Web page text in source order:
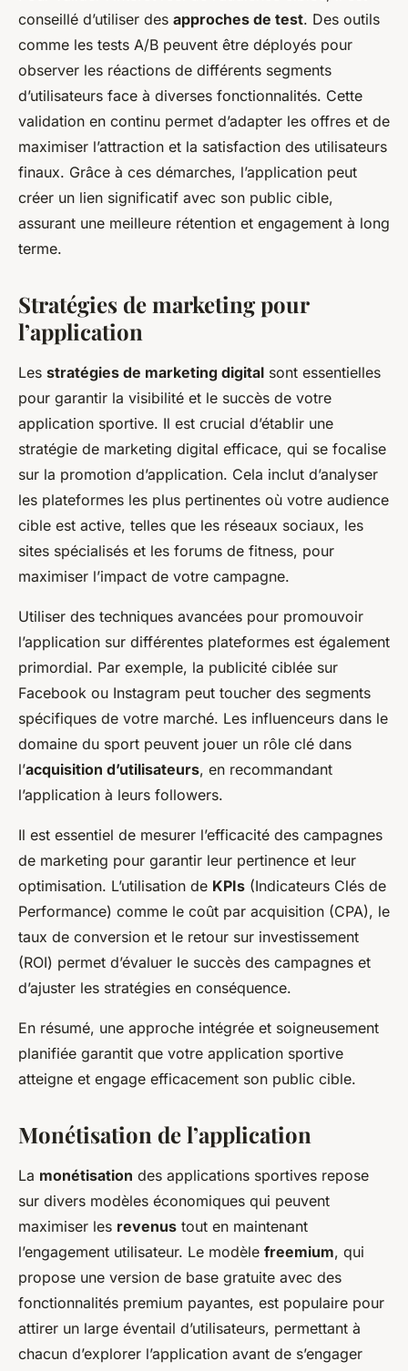
conseillé d’utiliser des approches de test. Des outils
comme les tests A/B peuvent être déployés pour
observer les réactions de différents segments
d’utilisateurs face à diverses fonctionnalités. Cette
validation en continu permet d’adapter les offres et de
maximiser l’attraction et la satisfaction des utilisateurs
finaux. Grâce à ces démarches, l’application peut
créer un lien significatif avec son public cible,
assurant une meilleure rétention et engagement à long
terme.
Stratégies de marketing pour
l’application
Les stratégies de marketing digital sont essentielles
pour garantir la visibilité et le succès de votre
application sportive. Il est crucial d’établir une
stratégie de marketing digital efficace, qui se focalise
sur la promotion d’application. Cela inclut d’analyser
les plateformes les plus pertinentes où votre audience
cible est active, telles que les réseaux sociaux, les
sites spécialisés et les forums de fitness, pour
maximiser l’impact de votre campagne.
Utiliser des techniques avancées pour promouvoir
l’application sur différentes plateformes est également
primordial. Par exemple, la publicité ciblée sur
Facebook ou Instagram peut toucher des segments
spécifiques de votre marché. Les influenceurs dans le
domaine du sport peuvent jouer un rôle clé dans
l’acquisition d’utilisateurs, en recommandant
l’application à leurs followers.
Il est essentiel de mesurer l’efficacité des campagnes
de marketing pour garantir leur pertinence et leur
optimisation. L’utilisation de KPIs (Indicateurs Clés de
Performance) comme le coût par acquisition (CPA), le
taux de conversion et le retour sur investissement
(ROI) permet d’évaluer le succès des campagnes et
d’ajuster les stratégies en conséquence.
En résumé, une approche intégrée et soigneusement
planifiée garantit que votre application sportive
atteigne et engage efficacement son public cible.
Monétisation de l’application
La monétisation des applications sportives repose
sur divers modèles économiques qui peuvent
maximiser les revenus tout en maintenant
l’engagement utilisateur. Le modèle freemium, qui
propose une version de base gratuite avec des
fonctionnalités premium payantes, est populaire pour
attirer un large éventail d’utilisateurs, permettant à
chacun d’explorer l’application avant de s’engager